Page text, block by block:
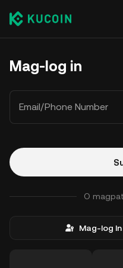
Mag-log in
Email/Phone Number
O
Mag-log